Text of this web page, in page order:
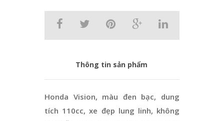
Thông tin sản phẩm
Honda Vision, màu đen bạc, dung
tích 110cc, xe đẹp lung linh, không